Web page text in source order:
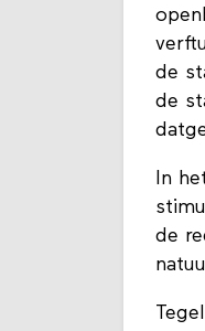
de
de
In
de